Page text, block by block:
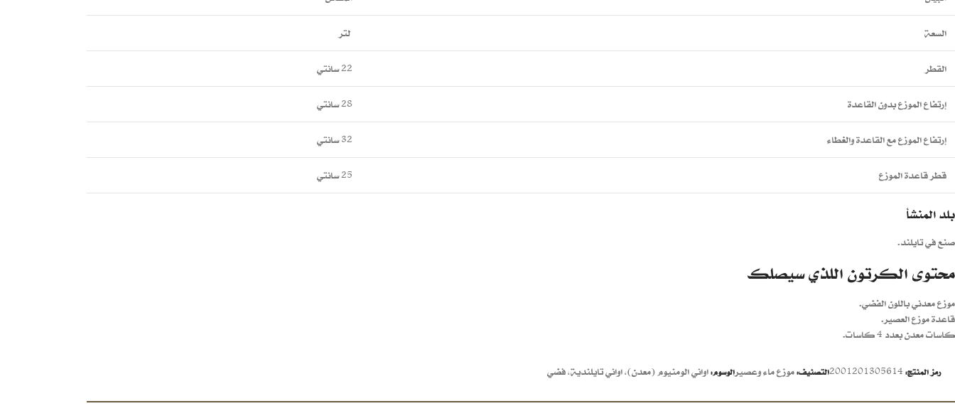
السعة لتر
القطر 22 سانتي
إرتفاع الموزع بدون القاعدة 28 سانتي
إرتفاع الموزع مع القاعدة والغطاء 32 سانتي
قطر قاعدة الموزع 25 سانتي
بلد المنشأ
صنع في تايلند.
محتوى الكرتون اللذي سيصلك
موزع معدني باللون الفضي.
قاعدة موزع العصير.
كاسات معدن بعدد 4 كاسات.
رمز المنتج: 2001201305614التصنيف:موزع ماء وعصيرالوسوم:اواني الومنيوم (معدن),اواني تايلندية,فضي